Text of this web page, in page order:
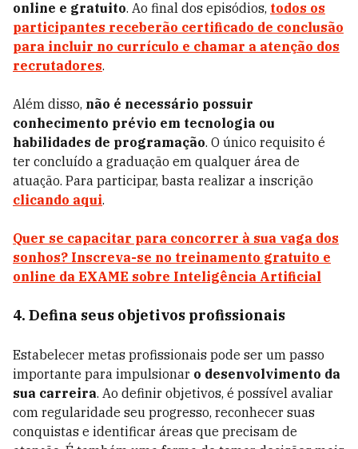
online e gratuito. Ao final dos episódios, todos os
participantes receberão certificado de conclusão
para incluir no currículo e chamar a atenção dos
recrutadores.
Além disso, não é necessário possuir
conhecimento prévio em tecnologia ou
habilidades de programação. O único requisito é
ter concluído a graduação em qualquer área de
atuação. Para participar, basta realizar a inscrição
clicando aqui.
Quer se capacitar para concorrer à sua vaga dos
sonhos? Inscreva-se no treinamento gratuito e
online da EXAME sobre Inteligência Artificial
4. Defina seus objetivos profissionais
Estabelecer metas profissionais pode ser um passo
importante para impulsionar o desenvolvimento da
sua carreira. Ao definir objetivos, é possível avaliar
com regularidade seu progresso, reconhecer suas
conquistas e identificar áreas que precisam de